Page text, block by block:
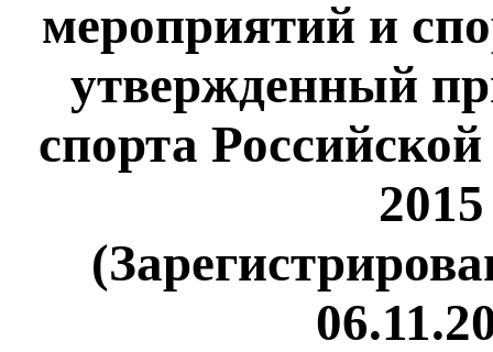
мероприятий и
утвержденный
спорта